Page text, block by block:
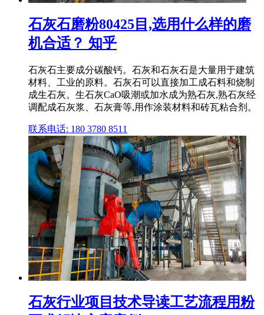
石灰石磨粉80425目,选用什么样的磨
机合适？ 知乎
石灰石主要成分碳酸钙。石灰和石灰石是大量用于建筑
材料、工业的原料。石灰石可以直接加工成石料和烧制
成生石灰。生石灰CaO吸潮或加水成为熟石灰,熟石灰经
调配成石灰浆、石灰膏等,用作涂装材料和砖瓦粘合剂。
联系电话: 180 3780 8511
石灰行业项目技术导读工艺流程用粉